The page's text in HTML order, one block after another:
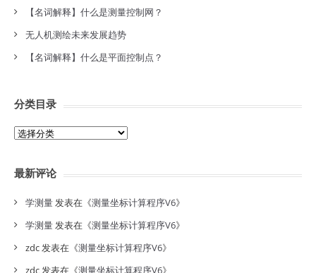
【名词解释】什么是测量控制网？
无人机测绘未来发展趋势
【名词解释】什么是平面控制点？
分类目录
分
录
最新评论
学测量发表在《测量坐标计算程序V6》
学测量发表在《测量坐标计算程序V6》
zdc发表在《测量坐标计算程序V6》
zdc 发表在《测量坐标计算程序V6》